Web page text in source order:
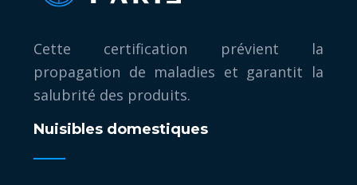
Cette certification prévient la
propagation de maladies et garantit la
salubrité des produits.
Nuisibles domestiques